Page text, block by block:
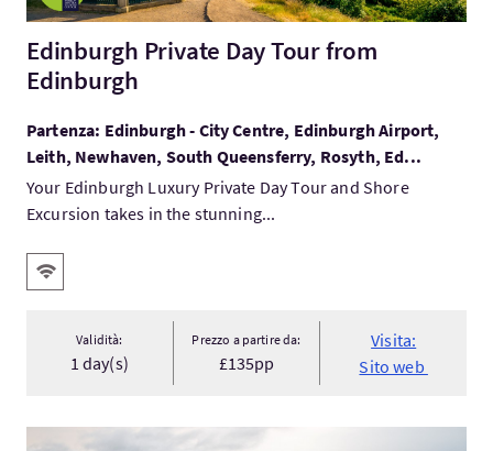
Edinburgh Private Day Tour from
Edinburgh
Partenza: Edinburgh - City Centre, Edinburgh Airport,
Leith, Newhaven, South Queensferry, Rosyth, Ed...
Your Edinburgh Luxury Private Day Tour and Shore
Excursion takes in the stunning...
Servizi
WiFi gratis
Validità:
1 day(s)
Prezzo a partire da:
£135pp
Visita:
Sito web
Visita:Private Driving Tour, Highlands - Glencoe - Skyfall - O...